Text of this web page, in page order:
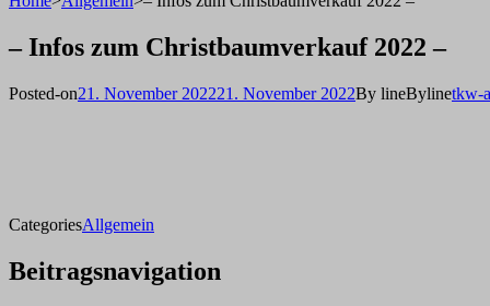
– Infos zum Christbaumverkauf 2022 –
Posted-on21. November 202221. November 2022By lineBylinetkw-
CategoriesAllgemein
Beitragsnavigation